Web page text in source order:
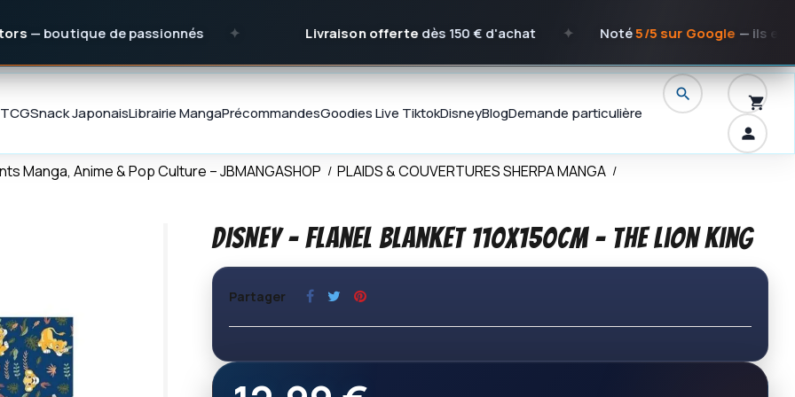
de passionnés ✦ Livraison offertedès 150 € d'achat ✦ Noté5/5 sur Google— ils en parlent
TCGSnack JaponaisLibrairie MangaPrécommandesGoodiesLive TiktokDisneyBlogDemande particulière
Manga, Anime & Pop Culture – JBMANGASHOP
PLAIDS & COUVERTURES SHERPA MANGA
DISNEY - Flanel Blanket 110x150cm - The Lion King
Partager